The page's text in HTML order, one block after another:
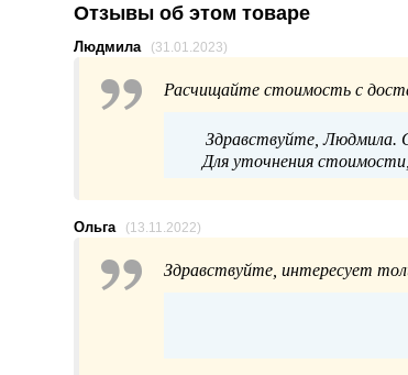
Отзывы об этом товаре
Людмила (31.01.2023)
Расчищайте стоимость с
Здравствуйте, Людмила.
Для уточнения
Ольга (13.11.2022)
Здравствуйте, интересует